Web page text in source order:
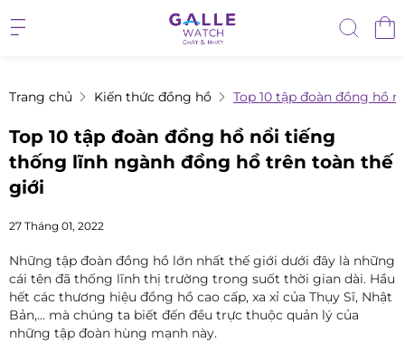
Trang chủ Kiến thức đồng hồ Top 10 tập đoàn đồng hồ
Top 10 tập đoàn đồng hồ nổi tiếng
thống lĩnh ngành đồng hồ trên toàn thế
giới
27 Tháng 01, 2022
Những tập đoàn đồng hồ lớn nhất thế giới dưới đây là những
cái tên đã thống lĩnh thị trường trong suốt thời gian dài. Hầu
hết các thương hiệu đồng hồ cao cấp, xa xỉ của Thụy Sĩ, Nhật
Bản,... mà chúng ta biết đến đều trực thuộc quản lý của
những tập đoàn hùng mạnh này.